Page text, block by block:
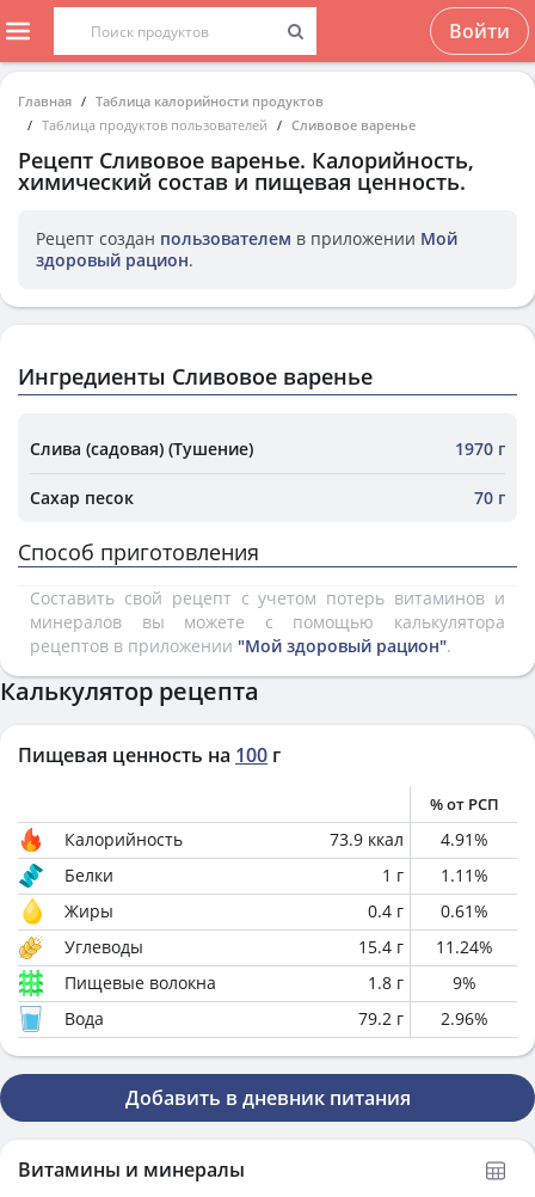
Войти
Главная
Таблица калорийности продуктов
Таблица продуктов пользователей
Сливовое варенье
Рецепт Сливовое варенье. Калорийность,
химический состав и пищевая ценность.
Рецепт создан пользователем в приложении Мой
здоровый рацион.
Ингредиенты Сливовое варенье
Слива (садовая) (Тушение) 1970 г
Сахар песок 70 г
Способ приготовления
Составить свой рецепт с учетом потерь витаминов и
минералов вы можете с помощью калькулятора
рецептов в приложении "Мой здоровый рацион".
Калькулятор рецепта
Пищевая ценность на 100 г
% от РСП
Калорийность 73.9 ккал 4.91%
Белки
1 г 1.11%
Жиры
0.4 г 0.61%
Углеводы
15.4 г 11.24%
Пищевые волокна
1.8 г 9%
Вода
79.2 г 2.96%
Добавить в дневник питания
Витамины и минералы